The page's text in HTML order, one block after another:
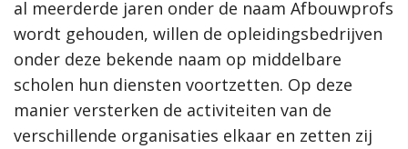
al meerderde jaren onder de naam Afbouwprofs
wordt gehouden, willen de opleidingsbedrijven
onder deze bekende naam op middelbare
scholen hun diensten voortzetten. Op deze
manier versterken de activiteiten van de
verschillende organisaties elkaar en zetten zij